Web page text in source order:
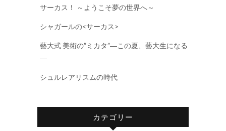
サーカス！ ～ようこそ夢の世界へ～
シャガールの<サーカス>
藝大式 美術の”ミカタ”―この夏、藝大生になる
―
シュルレアリスムの時代
カテゴリー